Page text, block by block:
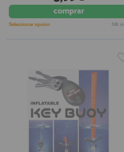
AFILIADOS
INFORMACION
910 60 71 03
HORARIO de TIENDA:
de 10:00 a 20:00 de
Sábados de 10:00 a 14:00
registro
comprar
Seleccionar opción IVA